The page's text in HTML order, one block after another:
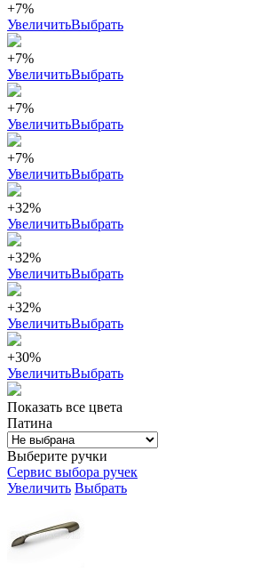
+7%
УвеличитьВыбрать
+7%
УвеличитьВыбрать
+7%
УвеличитьВыбрать
+7%
УвеличитьВыбрать
+32%
УвеличитьВыбрать
+32%
УвеличитьВыбрать
+32%
УвеличитьВыбрать
+30%
УвеличитьВыбрать
Показать все цвета
Патина
Выберите ручки
Сервис выбора ручек
Увеличить Выбрать